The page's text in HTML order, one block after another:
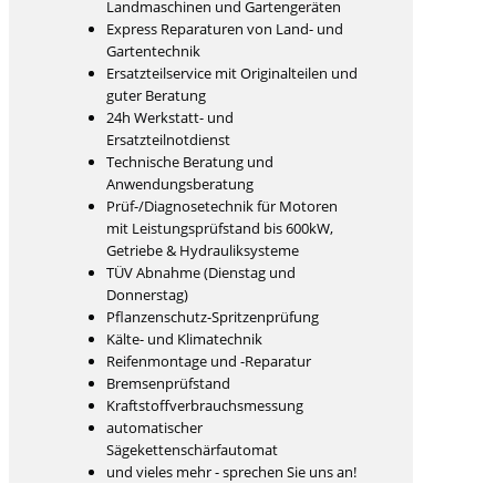
Landmaschinen und Gartengeräten
Express Reparaturen von Land- und
Gartentechnik
Ersatzteilservice mit Originalteilen und
guter Beratung
24h Werkstatt- und
Ersatzteilnotdienst
Technische Beratung und
Anwendungsberatung
Prüf-/Diagnosetechnik für Motoren
mit Leistungsprüfstand bis 600kW,
Getriebe & Hydrauliksysteme
TÜV Abnahme (Dienstag und
Donnerstag)
Pflanzenschutz-Spritzenprüfung
Kälte- und Klimatechnik
Reifenmontage und -Reparatur
Bremsenprüfstand
Kraftstoffverbrauchsmessung
automatischer
Sägekettenschärfautomat
und vieles mehr - sprechen Sie uns an!